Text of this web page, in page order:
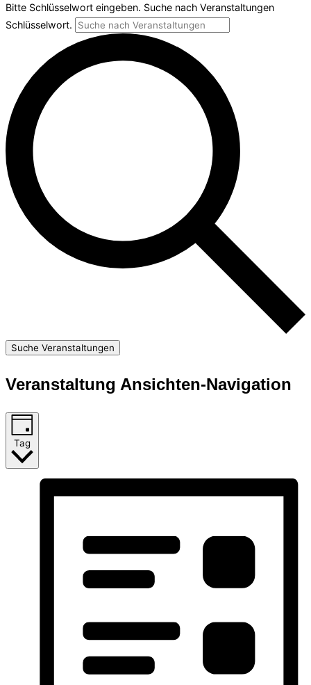
Bitte Schlüsselwort eingeben. Suche nach Veranstaltungen
Schlüsselwort.
Suche Veranstaltungen
Veranstaltung Ansichten-Navigation
Tag